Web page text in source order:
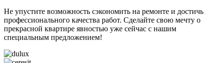
Не упустите возможность сэкономить на ремонте и достичь
профессионального качества работ. Сделайте свою мечту о
прекрасной квартире явностью уже сейчас с нашим
специальным предложением!